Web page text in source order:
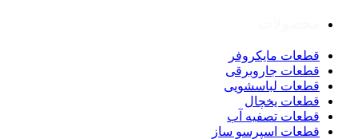
قطعات مایکروفر
قطعات جاروبرقی
قطعات لباسشویی
قطعات یخچال
قطعات تصفیه آب
قطعات اسپرسو ساز